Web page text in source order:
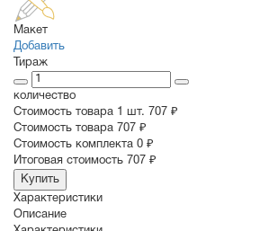
Макет
Добавить
Тираж
количество
Стоимость товара 1 шт. 707 ₽
Cтоимость товара 707 ₽
Стоимость комплекта 0 ₽
Итоговая стоимость 707 ₽
Купить
Характеристики
Описание